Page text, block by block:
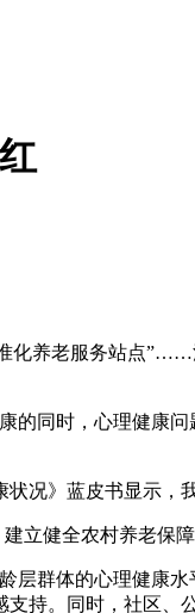
养老服务站点
时，心理健康问
》蓝皮书显示，我
健全农村养老保
群体的心理健康
持。同时，社区